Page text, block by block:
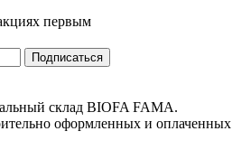
первым
склад BIOFA FAMA.
оформленных и оплаченных